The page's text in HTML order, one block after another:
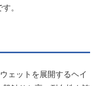
。
ェットを展開するヘイ